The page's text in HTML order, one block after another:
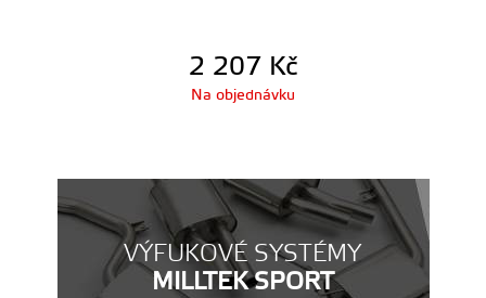
2 207 Kč
Na objednávku
VÝFUKOVÉ SYSTÉMY
MILLTEK SPORT